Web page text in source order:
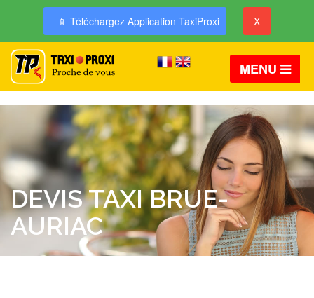
📱 Téléchargez Application TaxiProxi X
MENU
DEVIS TAXI BRUE-
AURIAC